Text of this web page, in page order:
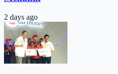
2 days ago